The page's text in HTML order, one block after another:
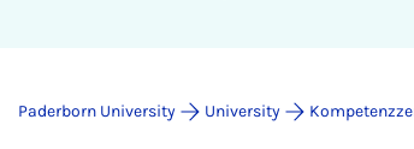
Paderborn University University